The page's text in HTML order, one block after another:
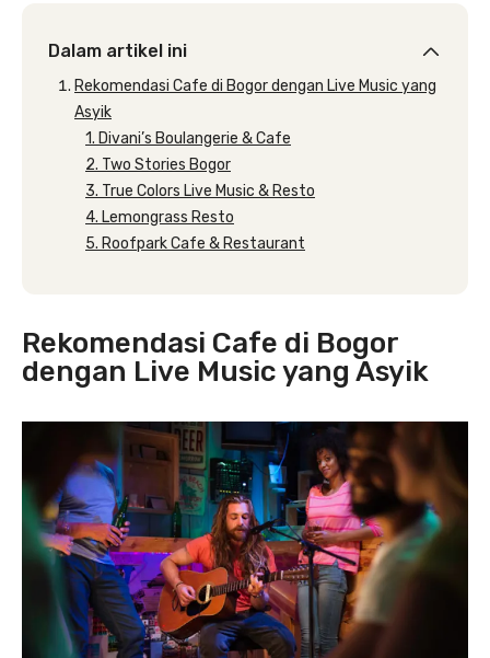
Dalam artikel ini
Rekomendasi Cafe di Bogor dengan Live Music yang
Asyik
1. Divani’s Boulangerie & Cafe
2. Two Stories Bogor
3. True Colors Live Music & Resto
4. Lemongrass Resto
5. Roofpark Cafe & Restaurant
Rekomendasi Cafe di Bogor
dengan Live Music yang Asyik